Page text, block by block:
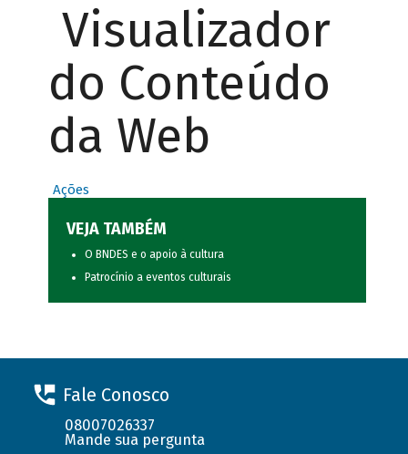
Visualizador
do Conteúdo
da Web
Ações
VEJA TAMBÉM
O BNDES e o apoio à cultura
Patrocínio a eventos culturais
Fale Conosco
08007026337
Mande sua pergunta